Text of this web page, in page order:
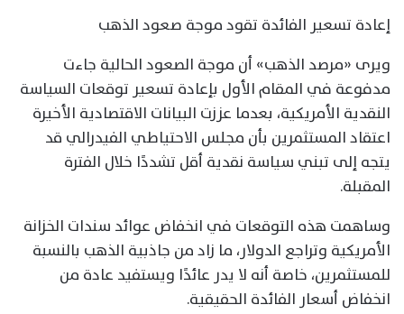
إعادة تسعير الفائدة تقود موجة صعود الذهب
ويرى «مرصد الذهب» أن موجة الصعود الحالية جاءت
مدفوعة في المقام الأول بإعادة تسعير توقعات السياسة
النقدية الأمريكية، بعدما عززت البيانات الاقتصادية الأخيرة
اعتقاد المستثمرين بأن مجلس الاحتياطي الفيدرالي قد
يتجه إلى تبني سياسة نقدية أقل تشددًا خلال الفترة
المقبلة.
وساهمت هذه التوقعات في انخفاض عوائد سندات الخزانة
الأمريكية وتراجع الدولار، ما زاد من جاذبية الذهب بالنسبة
للمستثمرين، خاصة أنه لا يدر عائدًا ويستفيد عادة من
انخفاض أسعار الفائدة الحقيقية.